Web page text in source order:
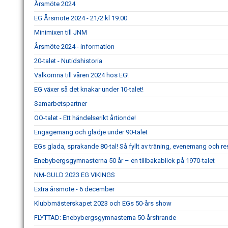
Årsmöte 2024
EG Årsmöte 2024 - 21/2 kl 19.00
Minimixen till JNM
Årsmöte 2024 - information
20-talet - Nutidshistoria
Välkomna till våren 2024 hos EG!
EG växer så det knakar under 10-talet!
Samarbetspartner
OO-talet - Ett händelserikt årtionde!
Engagemang och glädje under 90-talet
EGs glada, sprakande 80-tal! Så fyllt av träning, evenemang och
Enebybergsgymnasterna 50 år – en tillbakablick på 1970-talet
NM-GULD 2023 EG VIKINGS
Extra årsmöte - 6 december
Klubbmästerskapet 2023 och EGs 50-års show
FLYTTAD: Enebybergsgymnasterna 50-årsfirande